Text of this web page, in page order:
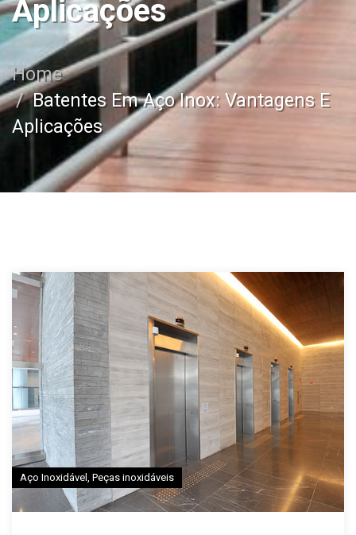
Aplicações
Home
Batentes Em Aço Inox: Vantagens E
Aplicações
Aço Inoxidável Peças inoxidáveis